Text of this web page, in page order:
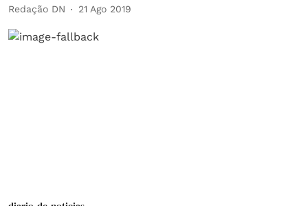
Redação DN 21 Ago 2019